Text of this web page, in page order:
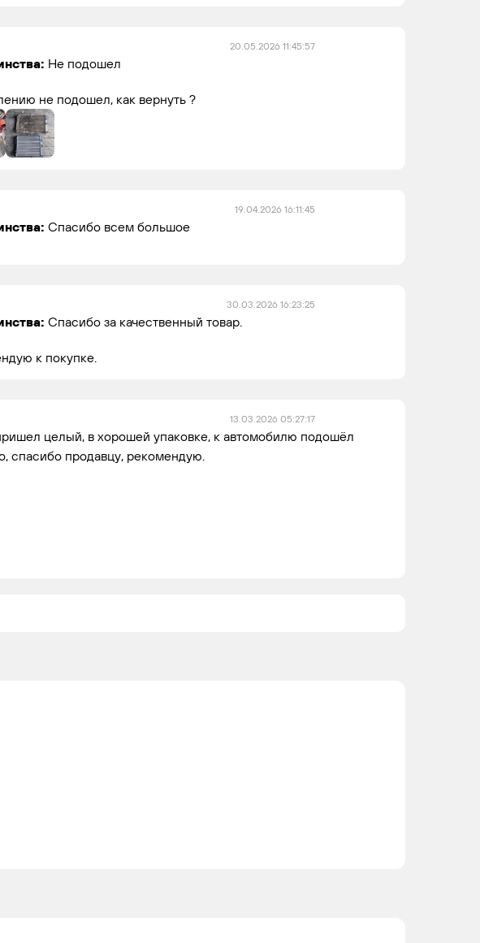
20.05.2026 11:45:57
Не подошел
не подошел, как вернуть ?
19.04.2026 16:11:45
Спасибо всем большое
30.03.2026 16:23:25
Спасибо за качественный товар.
к покупке.
13.03.2026 05:27:17
целый, в хорошей упаковке, к автомобилю подошёл
спасибо продавцу, рекомендую.